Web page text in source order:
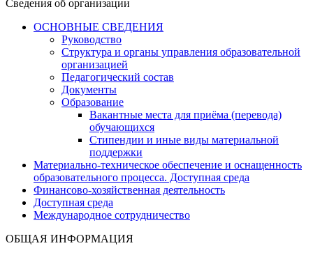
Сведения об организации
ОСНОВНЫЕ СВЕДЕНИЯ
Руководство
Структура и органы управления образовательной
организацией
Педагогический состав
Документы
Образование
Вакантные места для приёма (перевода)
обучающихся
Стипендии и иные виды материальной
поддержки
Материально-техническое обеспечение и оснащенность
образовательного процесса. Доступная среда
Финансово-хозяйственная деятельность
Доступная среда
Международное сотрудничество
ОБЩАЯ ИНФОРМАЦИЯ